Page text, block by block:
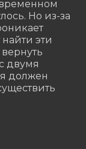
Но из-за
эти
двумя
должен